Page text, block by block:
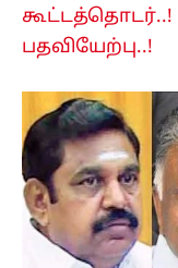
கூட்டத்தொடர்..!
பதவியேற்பு..!